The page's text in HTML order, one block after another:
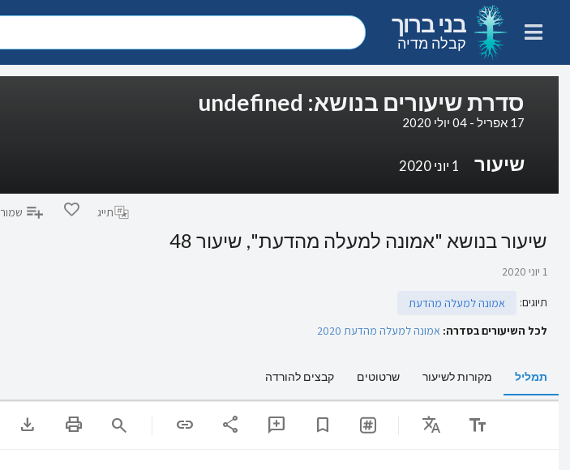
בני ברוך
קבלה מדיה
סדרת שיעורים בנושא: undefined
17 אפריל - 04 יולי 2020
שיעור 1 יוני 2020
תייג שמור
שיעור בנושא "אמונה למעלה מהדעת", שיעור 48
1 יוני 2020
תיוגים:
אמונה למעלה מהדעת
לכל השיעורים בסדרה: אמונה למעלה מהדעת 2020
תמליל מקורות לשיעור שרטוטים קבצים להורדה
text_fields
Translate
bookmark
add_comment
share
link
search
print
download